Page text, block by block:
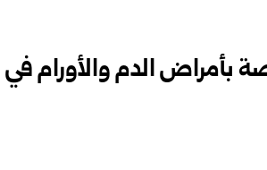
بأمراض الدم والأورام